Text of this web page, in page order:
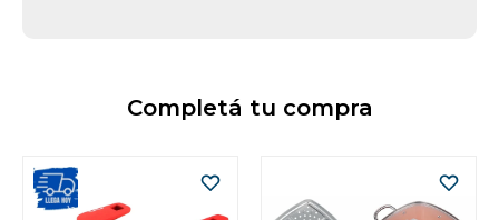
Completá tu compra